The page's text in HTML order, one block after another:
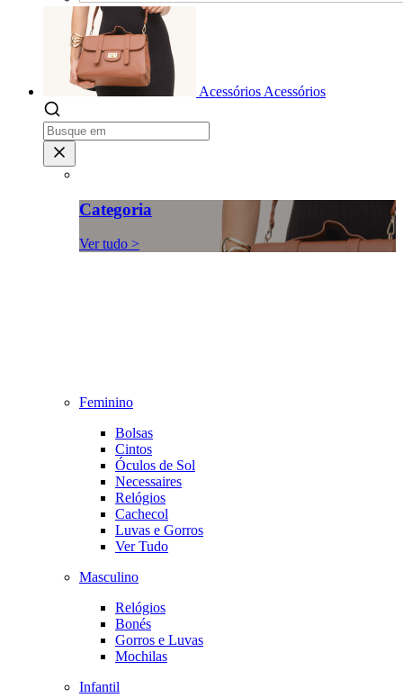
Acessórios Acessórios
Categoria
Ver tudo >
Feminino
Bolsas
Cintos
Óculos de Sol
Necessaires
Relógios
Cachecol
Luvas e Gorros
Ver Tudo
Masculino
Relógios
Bonés
Gorros e Luvas
Mochilas
Infantil